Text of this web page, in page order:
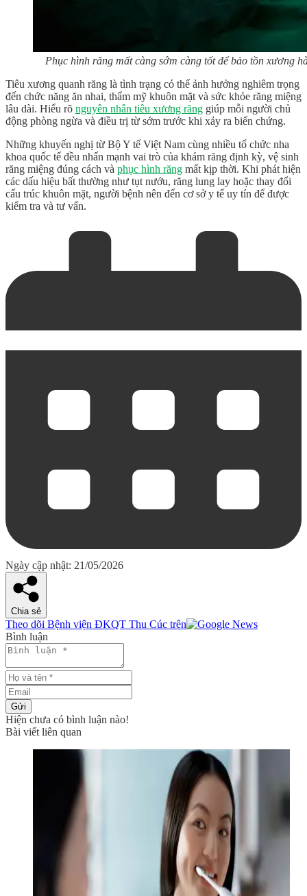
Phục hình răng mất càng sớm càng tốt để bảo tồn xương
Tiêu xương quanh răng là tình trạng có thể ảnh hưởng nghiêm trọng
đến chức năng ăn nhai, thẩm mỹ khuôn mặt và sức khỏe răng miệng
lâu dài. Hiểu rõ nguyên nhân tiêu xương răng giúp mỗi người chủ
động phòng ngừa và điều trị từ sớm trước khi xảy ra biến chứng.
Những khuyến nghị từ Bộ Y tế Việt Nam cùng nhiều tổ chức nha
khoa quốc tế đều nhấn mạnh vai trò của khám răng định kỳ, vệ sinh
răng miệng đúng cách và phục hình răng mất kịp thời. Khi phát hiện
các dấu hiệu bất thường như tụt nướu, răng lung lay hoặc thay đổi
cấu trúc khuôn mặt, người bệnh nên đến cơ sở y tế uy tín để được
kiểm tra và tư vấn.
Ngày cập nhật: 21/05/2026
Chia sẻ
Theo dõi Bệnh viện ĐKQT Thu Cúc trên
Bình luận
Gửi
Hiện chưa có bình luận nào!
Bài viết liên quan